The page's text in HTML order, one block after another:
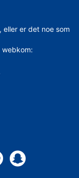
er det noe som